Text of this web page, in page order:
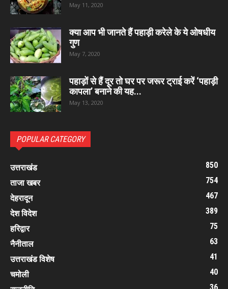
May 11, 2020
क्या आप भी जानते हैं पहाड़ी करेले के ये ओषधीय
गुण
May 7, 2020
पहाड़ों से हैं दूर तो घर पर जरूर ट्राई करें ‘पहाड़ी
कापला’ बनाने की यह...
May 13, 2020
POPULAR CATEGORY
उत्तराखंड
850
ताजा खबर
754
देहरादून
467
देश विदेश
389
हरिद्वार
75
नैनीताल
63
उत्तराखंड विशेष
41
चमोली
40
36